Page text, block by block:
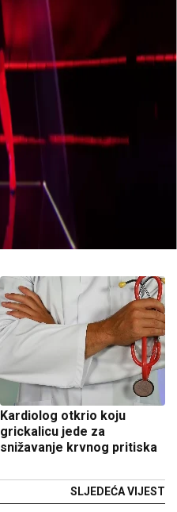
Kardiolog otkrio koju
grickalicu jede za
snižavanje krvnog pritiska
SLJEDEĆA VIJEST